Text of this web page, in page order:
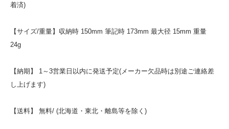
着済)
【サイズ/重量】収納時 150mm 筆記時 173mm 最大径 15mm 重量
24g
【納期】 1～3営業日以内に発送予定(メーカー欠品時は別途ご連絡差
し上げます)
【送料】 無料/ (北海道・東北・離島等を除く)